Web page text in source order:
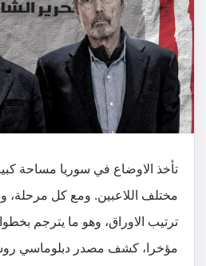
تأخذ الاوضاع في سوريا مساحة
مختلف اللاعبين. ومع كل مرحلة،
ترتيب الاوراق، وهو ما يترجم
مؤخرا، كشف مصدر دبلوماسي